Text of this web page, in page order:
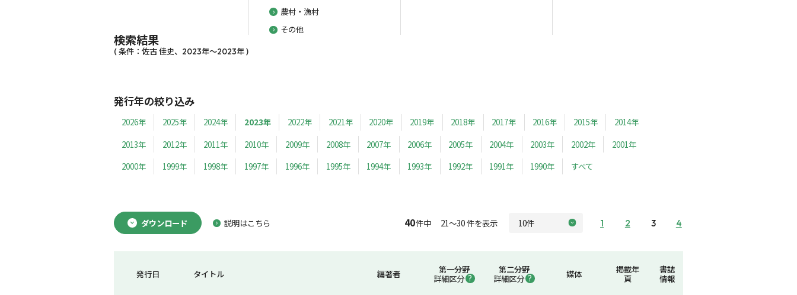
農村・漁村
その他
検索結果
( 条件：佐古 佳史、2023年～2023年 )
発行年の絞り込み
2026年 2025年 2024年 2023年 2022年 2021年 2020年 2019年 2018年 2017年 2016年 2015年
2014年
2013年
2012年 2011年 2010年 2009年 2008年 2007年 2006年 2005年 2004年 2003年 2002年
2001年
2000年
1999年 1998年 1997年 1996年 1995年 1994年 1993年 1992年 1991年 1990年 すべて
ダウンロード 説明はこちら 40件中 21～30 件を表示 1 2 3 4
発行日 タイトル 編著者
第一分野
詳細区分
第二分野
詳細区分
媒体
掲載年
頁
書誌
情報